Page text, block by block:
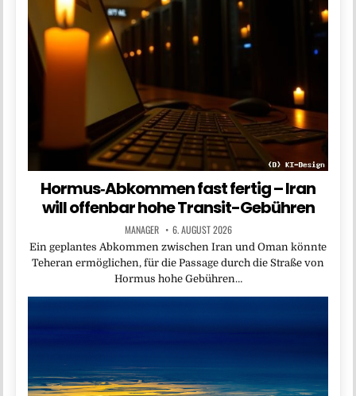
Hormus‑Abkommen fast fertig – Iran
will offenbar hohe Transit-Gebühren
MANAGER 6. AUGUST 2026
Ein geplantes Abkommen zwischen Iran und Oman könnte
Teheran ermöglichen, für die Passage durch die Straße von
Hormus hohe Gebühren…